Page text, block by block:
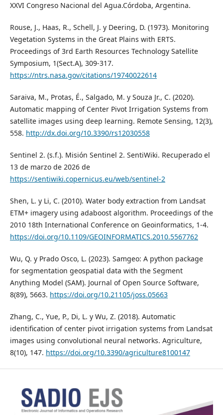
XXVI Congreso Nacional del Agua.Córdoba, Argentina.
Rouse, J., Haas, R., Schell, J. y Deering, D. (1973). Monitoring
Vegetation Systems in the Great Plains with ERTS.
Proceedings of 3rd Earth Resources Technology Satellite
Symposium, 1(Sect.A), 309-317.
https://ntrs.nasa.gov/citations/19740022614
Saraiva, M., Protas, É., Salgado, M. y Souza Jr., C. (2020).
Automatic mapping of Center Pivot Irrigation Systems from
satellite images using deep learning. Remote Sensing, 12(3),
558. http://dx.doi.org/10.3390/rs12030558
Sentinel 2. (s.f.). Misión Sentinel 2. SentiWiki. Recuperado el
13 de marzo de 2026 de
https://sentiwiki.copernicus.eu/web/sentinel-2
Shen, L. y Li, C. (2010). Water body extraction from Landsat
ETM+ imagery using adaboost algorithm. Proceedings of the
2010 18th International Conference on Geoinformatics, 1-4.
https://doi.org/10.1109/GEOINFORMATICS.2010.5567762
Wu, Q. y Prado Osco, L. (2023). Samgeo: A python package
for segmentation geospatial data with the Segment
Anything Model (SAM). Journal of Open Source Software,
8(89), 5663. https://doi.org/10.21105/joss.05663
Zhang, C., Yue, P., Di, L. y Wu, Z. (2018). Automatic
identification of center pivot irrigation systems from Landsat
images using convolutional neural networks. Agriculture,
8(10), 147. https://doi.org/10.3390/agriculture8100147